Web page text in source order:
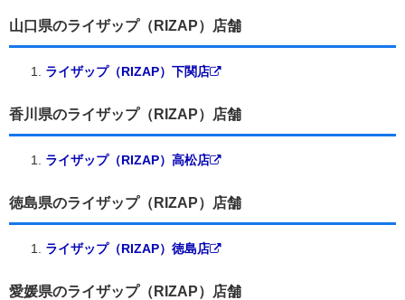
山口県のライザップ（RIZAP）店舗
ライザップ（RIZAP）下関店
香川県のライザップ（RIZAP）店舗
ライザップ（RIZAP）高松店
徳島県のライザップ（RIZAP）店舗
ライザップ（RIZAP）徳島店
愛媛県のライザップ（RIZAP）店舗